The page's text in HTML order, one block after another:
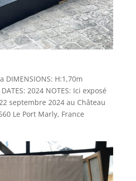
DIMENSIONS: H:1,70m
2024 NOTES: Ici exposé
septembre 2024 au Château
Le Port Marly, France